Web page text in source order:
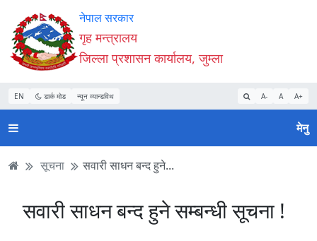
Accessibility
Mode
सुरु
गर्नुहोस्
सामाग्री
पढ्नुहाेस्
नेभिगेसन
पढ्नुहाेस्
वेबसाइट
खोजमा
जानुहोस्
नेपाल सरकार
गृह मन्त्रालय
जिल्ला प्रशासन कार्यालय, जुम्ला
EN डार्क मोड न्यून व्यान्डविथ A- A A+
मेनु
सूचना सवारी साधन बन्द हुने...
सवारी साधन बन्द हुने सम्बन्धी सूचना !